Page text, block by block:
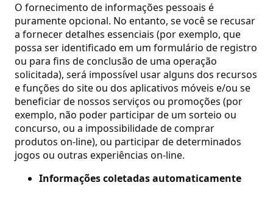
O fornecimento de informações pessoais é
puramente opcional. No entanto, se você se recusar
a fornecer detalhes essenciais (por exemplo, que
possa ser identificado em um formulário de registro
ou para fins de conclusão de uma operação
solicitada), será impossível usar alguns dos recursos
e funções do site ou dos aplicativos móveis e/ou se
beneficiar de nossos serviços ou promoções (por
exemplo, não poder participar de um sorteio ou
concurso, ou a impossibilidade de comprar
produtos on-line), ou participar de determinados
jogos ou outras experiências on-line.
Informações coletadas automaticamente